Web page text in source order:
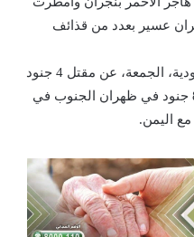
عسير بعدد من قذائف
إلى ذلك أعلنت وزارة الداخلية السعودية، الجمعة، عن مقتل 4 جنود
من حرس الحدود السعودي واصابة 8 جنود في ظهران الجنوب في
اليمن.